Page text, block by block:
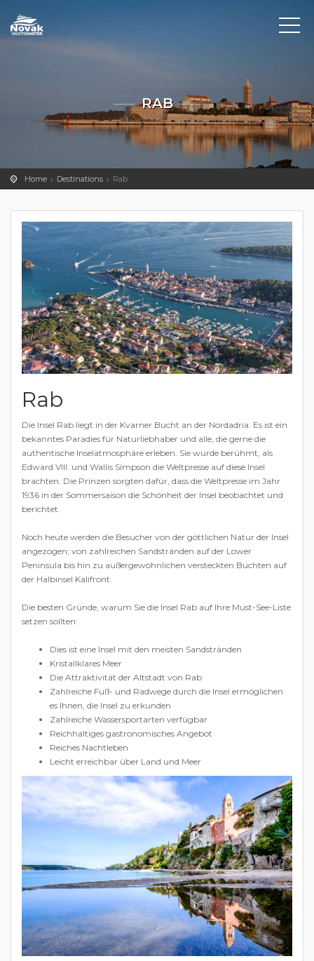
RAB
Home Destinations Rab
Rab
Die Insel Rab liegt in der Kvarner Bucht an der Nordadria. Es ist ein
bekanntes Paradies für Naturliebhaber und alle, die gerne die
authentische Inselatmosphäre erleben. Sie wurde berühmt, als
Edward VIII. und Wallis Simpson die Weltpresse auf diese Insel
brachten. Die Prinzen sorgten dafür, dass die Weltpresse im Jahr
1936 in der Sommersaison die Schönheit der Insel beobachtet und
berichtet.
Noch heute werden die Besucher von der göttlichen Natur der Insel
angezogen; von zahlreichen Sandstränden auf der Lower
Peninsula bis hin zu außergewöhnlichen versteckten Buchten auf
der Halbinsel Kalifront.
Die besten Gründe, warum Sie die Insel Rab auf Ihre Must-See-Liste
setzen sollten:
Dies ist eine Insel mit den meisten Sandstränden
Kristallklares Meer
Die Attraktivität der Altstadt von Rab
Zahlreiche Fuß- und Radwege durch die Insel ermöglichen
es Ihnen, die Insel zu erkunden
Zahlreiche Wassersportarten verfügbar
Reichhaltiges gastronomisches Angebot
Reiches Nachtleben
Leicht erreichbar über Land und Meer